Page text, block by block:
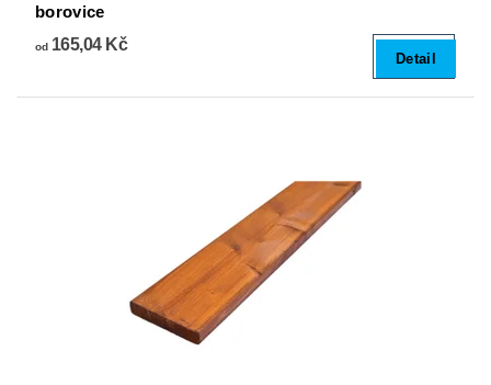
borovice
od165,04 Kč
Detail